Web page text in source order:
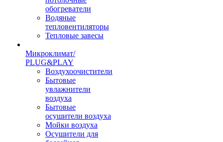
обогреватели
Водяные
тепловентиляторы
Тепловые завесы
Микроклимат/
PLUG&PLAY
Воздухоочистители
Бытовые
увлажнители
воздуха
Бытовые
осушители воздуха
Мойки воздуха
Осушители для